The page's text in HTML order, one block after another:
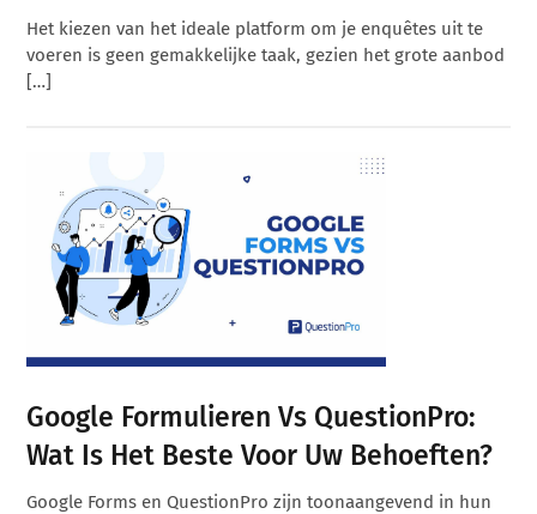
Het kiezen van het ideale platform om je enquêtes uit te
voeren is geen gemakkelijke taak, gezien het grote aanbod
[…]
Google Formulieren Vs QuestionPro:
Wat Is Het Beste Voor Uw Behoeften?
Google Forms en QuestionPro zijn toonaangevend in hun